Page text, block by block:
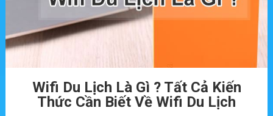
Wifi Du Lịch Là Gì ? Tất Cả Kiến
Thức Cần Biết Về Wifi Du Lịch